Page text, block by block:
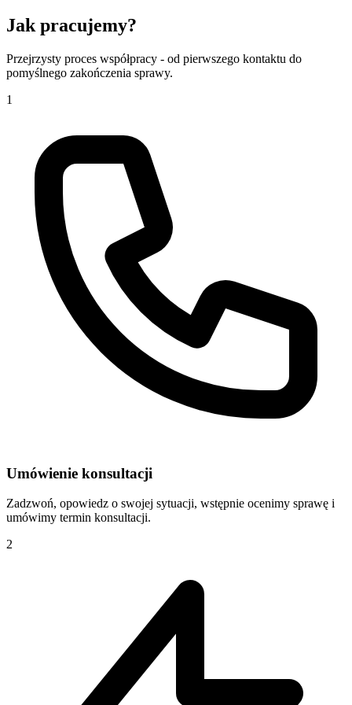
Jak pracujemy?
Przejrzysty proces współpracy - od pierwszego kontaktu do
pomyślnego zakończenia sprawy.
1
Umówienie konsultacji
Zadzwoń, opowiedz o swojej sytuacji, wstępnie ocenimy sprawę i
umówimy termin konsultacji.
2